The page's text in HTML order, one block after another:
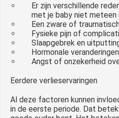
Er zijn verschillende
met je baby niet meteen
Een zware of
Fysieke pijn of
Slaapgebrek en
Hormonale veranderingen
Angst of onzekerheid
Eerdere verlieservaringen
Al deze factoren kunnen
in de eerste periode. Dat